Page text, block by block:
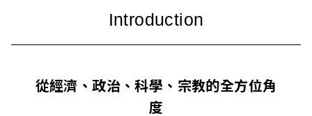
i
從經濟、政治、科學、宗教的全方位角
度